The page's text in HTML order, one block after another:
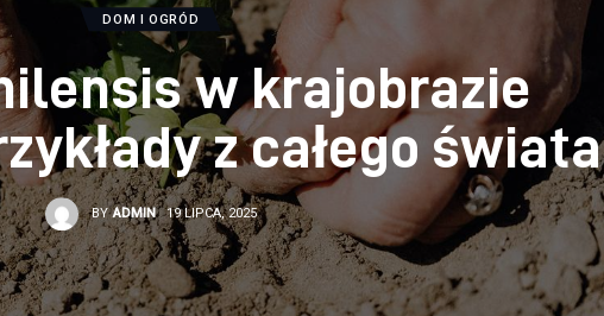
DOM I OGRÓD
w krajobrazie
z całego świata
BY ADMIN 19 LIPCA, 2025